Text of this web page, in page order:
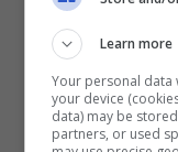
Learn more
Your personal
your device
data) may be
partners, or used